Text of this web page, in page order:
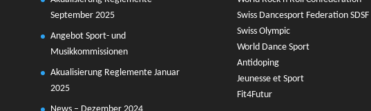
September 2025
Angebot Sport- und
Musikkommissionen
Akualisierung Reglemente Januar
2025
Swiss Dancesport Federation SDSF
Swiss Olympic
World Dance Sport
Antidoping
Jeunesse et Sport
Fit4Futur